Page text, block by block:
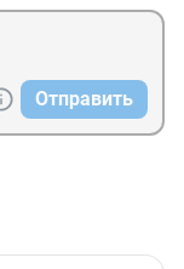
Отправить